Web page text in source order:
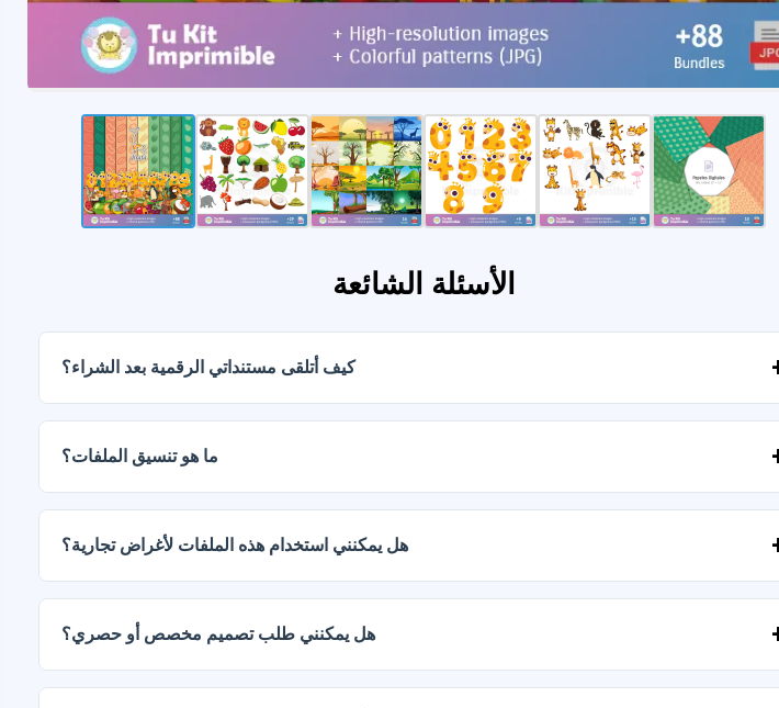
الأسئلة الشائعة
كيف أتلقى مستنداتي الرقمية بعد الشراء؟
ما هو تنسيق الملفات؟
هل يمكنني استخدام هذه الملفات لأغراض تجارية؟
هل يمكنني طلب تصميم مخصص أو حصري؟